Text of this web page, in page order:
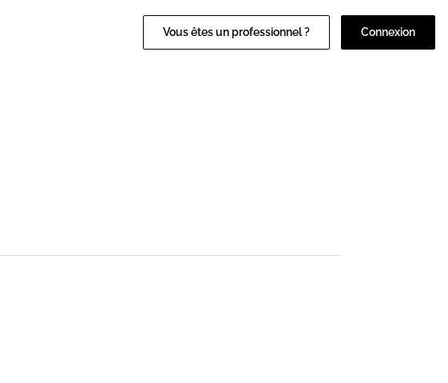
Vous êtes un professionnel ? Connexion